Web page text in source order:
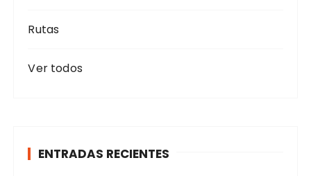
Rutas
Ver todos
ENTRADAS RECIENTES